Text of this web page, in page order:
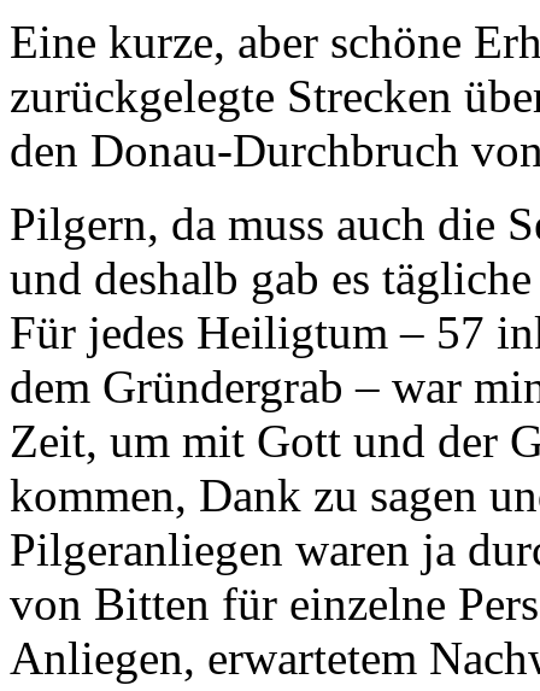
Eine kurze, aber schöne
zurückgelegte Strecken
den Donau-Durchbruch
Pilgern, da muss auch die
und deshalb gab es
Für jedes Heiligtum – 57
dem Gründergrab – war
Zeit, um mit Gott und der
kommen, Dank zu sagen
Pilgeranliegen waren ja
von Bitten für einzelne
Anliegen, erwartetem